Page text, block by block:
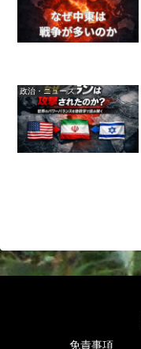
政治・ニュース
免責事項